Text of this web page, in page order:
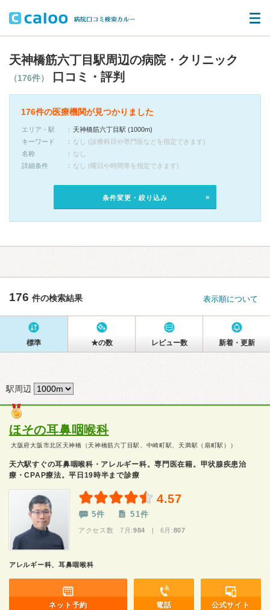
天神橋筋六丁目駅周辺の病院・クリニック
（176件） 口コミ・評判
176件の医療機関が見つかりました
エリア・駅
天神橋筋六丁目駅 (1000m)
キーワード
なし (診療科目や専門医などを指定できます)
名称
なし
詳細条件
なし (曜日や時間帯を指定できます)
条件変更・絞り込み
176 件の検索結果 表示順について
標準 ★の数 レビュー数 新着・更新
駅周辺
ほその耳鼻咽喉科
大阪府大阪市北区天神橋（天神橋筋六丁目駅、中崎町駅、天満駅（扇町駅））
天六駅すぐの耳鼻咽喉科・アレルギー科。専門医在籍。甲状腺疾患治
療・CPAP療法。平日19時半まで診療
4.57
5件 51件
アクセス数 7月:984 | 6月:807
アレルギー科、耳鼻咽喉科
ネット予約 電話 公式サイト